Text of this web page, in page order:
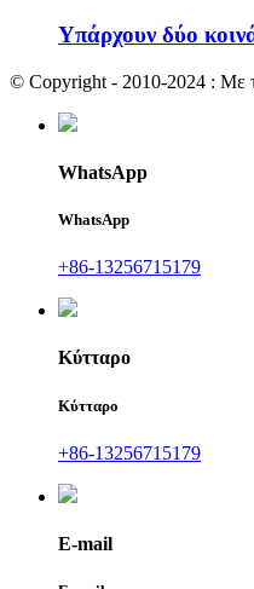
Υπάρχουν δύο
© Copyright - 2010-2024 : Με
WhatsApp
WhatsApp
+86-13256715179
Κύτταρο
Κύτταρο
+86-13256715179
E-mail